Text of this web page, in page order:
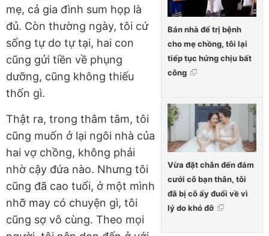
Bán nhà để trị bệnh
cho mẹ chồng, tôi lại
tiếp tục hứng chịu bất
công
Vừa đặt chân đến đám
cưới cô bạn thân, tôi
đã bị cô ấy đuổi về vì
lý do khó đỡ
mẹ, cả gia đình sum họp là
đủ. Còn thường ngày, tôi cứ
sống tự do tự tại, hai con
cũng gửi tiền về phụng
dưỡng, cũng không thiếu
thốn gì.
Thật ra, trong thâm tâm, tôi
cũng muốn ở lại ngôi nhà của
hai vợ chồng, không phải
nhờ cậy đứa nào. Nhưng tôi
cũng đã cao tuổi, ở một mình
nhỡ may có chuyện gì, tôi
cũng sợ vô cùng. Theo mọi